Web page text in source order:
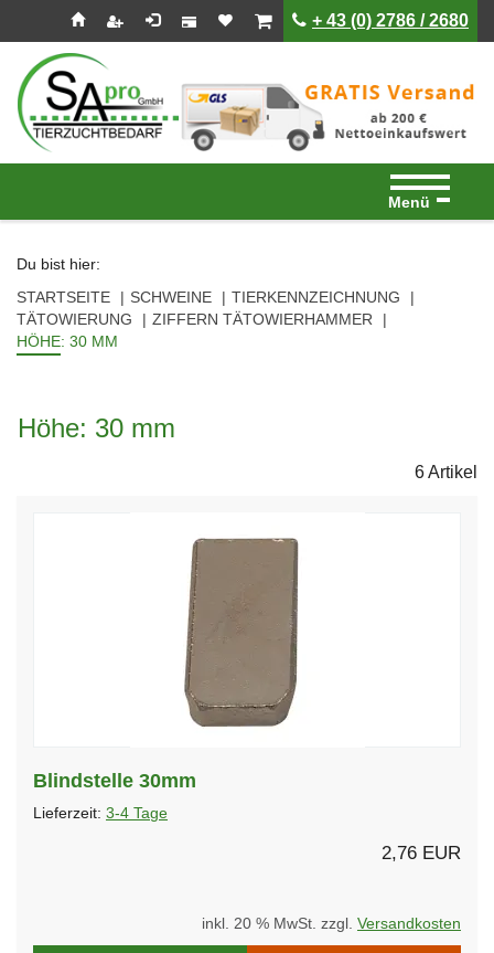
Seitenebreiche:
ist leerist leer+ 43 (0) 2786 / 2680
Menü
Du bist hier:
STARTSEITE
SCHWEINE
TIERKENNZEICHNUNG
TÄTOWIERUNG
ZIFFERN TÄTOWIERHAMMER
HÖHE: 30 MM
Höhe: 30 mm
6 Artikel
Blindstelle 30mm
Lieferzeit: 3-4 Tage
2,76 EUR
inkl. 20 % MwSt. zzgl. Versandkosten